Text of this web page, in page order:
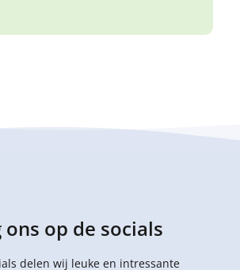
ons op de socials
delen wij leuke en intressante